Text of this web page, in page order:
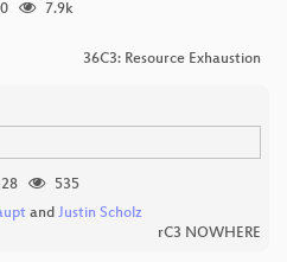
7.9k
36C3: Resource Exhaustion
535
and Justin Scholz
rC3 NOWHERE